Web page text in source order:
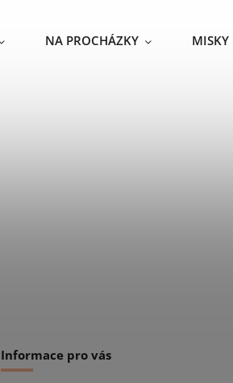
NA PROCHÁZKY MISKY
Informace pro vás